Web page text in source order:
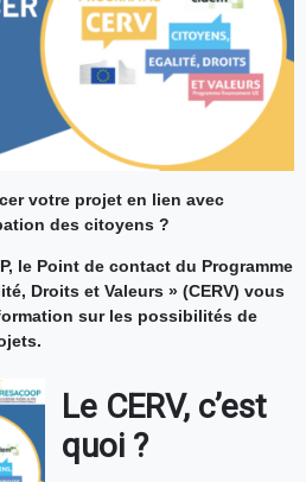
votre projet en lien avec
des citoyens ?
le Point de contact du Programme
Droits et Valeurs » (CERV) vous
sur les possibilités de
Le CERV, c’est
quoi ?